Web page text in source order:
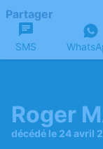
Partager
SMS
Roger
décédé le 24 avril